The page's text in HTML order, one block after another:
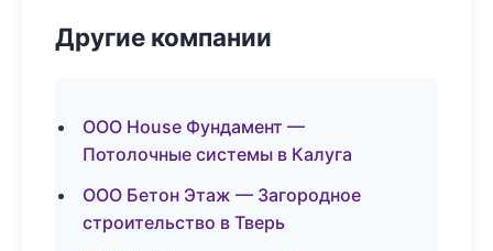
Другие компании
ООО House Фундамент —
Потолочные системы в Калуга
ООО Бетон Этаж — Загородное
строительство в Тверь